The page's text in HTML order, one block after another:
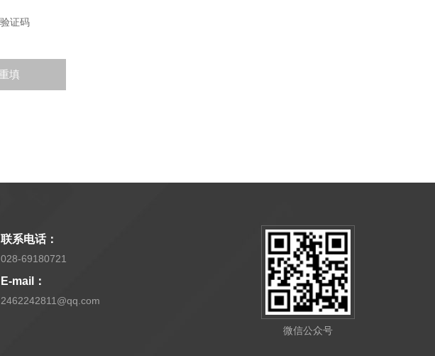
联系电话：
028-69180721
E-mail：
2462242811@qq.com
微信公众号